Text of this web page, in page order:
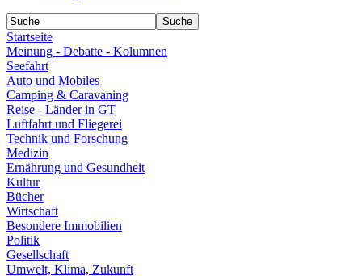
Startseite
Meinung - Debatte - Kolumnen
Seefahrt
Auto und Mobiles
Camping & Caravaning
Reise - Länder in GT
Luftfahrt und Fliegerei
Technik und Forschung
Medizin
Ernährung und Gesundheit
Kultur
Bücher
Wirtschaft
Besondere Immobilien
Politik
Gesellschaft
Umwelt, Klima, Zukunft